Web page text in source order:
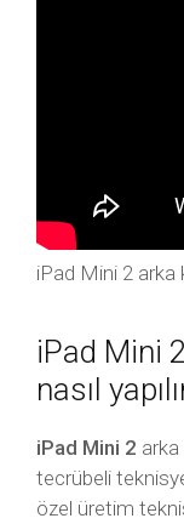
iPad Mini 2 arka
iPad Mini
nasıl
iPad Mini 2
tecrübeli
özel üretim